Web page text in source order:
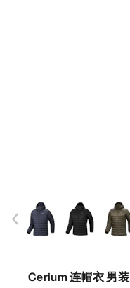
Cerium 连帽衣 男装